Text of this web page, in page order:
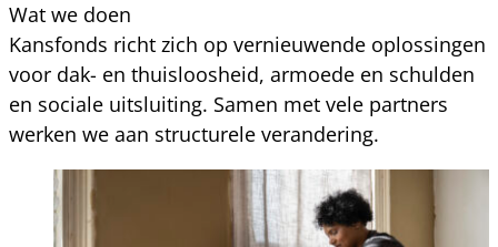
Wat we doen
Kansfonds richt zich op vernieuwende oplossingen
voor dak- en thuisloosheid, armoede en schulden
en sociale uitsluiting. Samen met vele partners
werken we aan structurele verandering.